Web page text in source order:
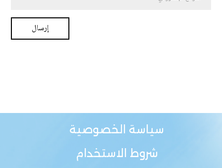
سياسة الخصوصية
شروط الاستخدام